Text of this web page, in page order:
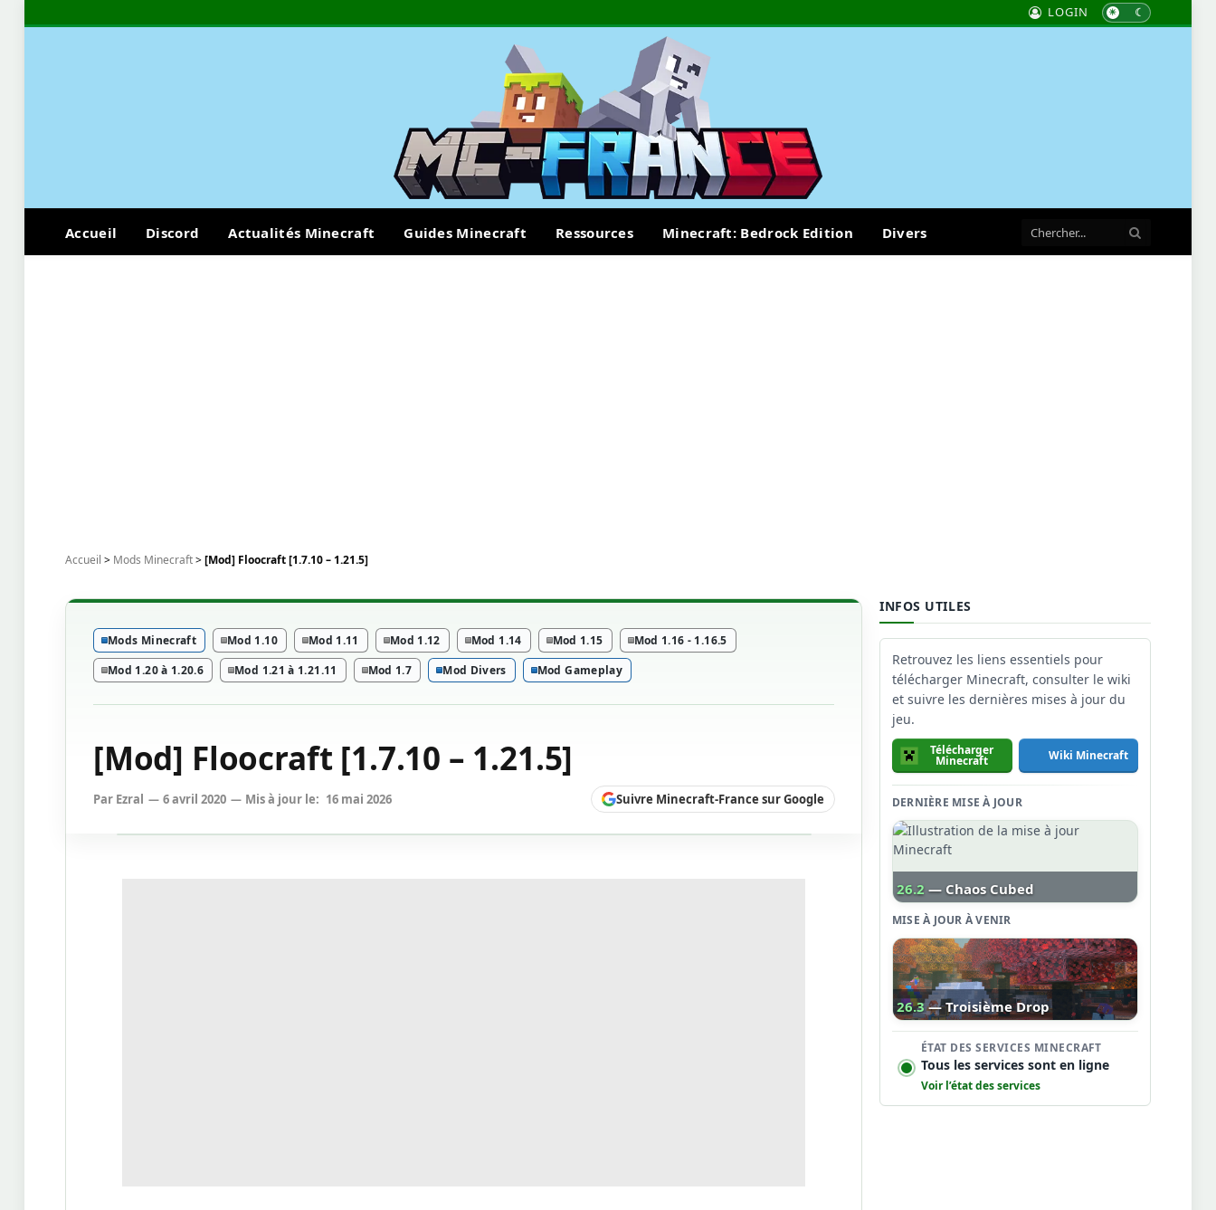
LOGIN
Accueil Discord Actualités Minecraft Guides Minecraft Ressources Minecraft: Bedrock Edition Divers
Accueil > Mods Minecraft>[Mod] Floocraft [1.7.10 – 1.21.5]
Mods Minecraft Mod 1.10 Mod 1.11 Mod 1.12 Mod 1.14 Mod 1.15
Mod 1.16 - 1.16.5
Mod 1.20 à 1.20.6
Mod 1.21 à 1.21.11 Mod 1.7 Mod Divers Mod Gameplay
[Mod] Floocraft [1.7.10 – 1.21.5]
Par Ezral 6 avril 2020 Mis à jour le: 16 mai 2026 Suivre Minecraft-France sur Google
INFOS UTILES
Retrouvez les liens essentiels pour
télécharger Minecraft, consulter le wiki
et suivre les dernières mises à jour du
jeu.
Télécharger
Minecraft Wiki Minecraft
DERNIÈRE MISE À JOUR
26.2 — Chaos Cubed
MISE À JOUR À VENIR
26.3 — Troisième Drop
ÉTAT DES SERVICES MINECRAFT
Tous les services sont en ligne
Voir l’état des services